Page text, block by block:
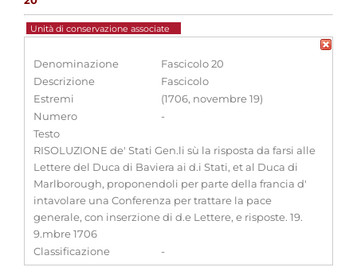
Unità di conservazione associate
Denominazione
Fascicolo 20
Descrizione
Fascicolo
Estremi
(1706, novembre 19)
Numero
-
Testo
RISOLUZIONE de' Stati Gen.li sù la risposta da farsi alle
Lettere del Duca di Baviera ai d.i Stati, et al Duca di
Marlborough, proponendoli per parte della francia d'
intavolare una Conferenza per trattare la pace
generale, con inserzione di d.e Lettere, e risposte. 19.
9.mbre 1706
Classificazione
-